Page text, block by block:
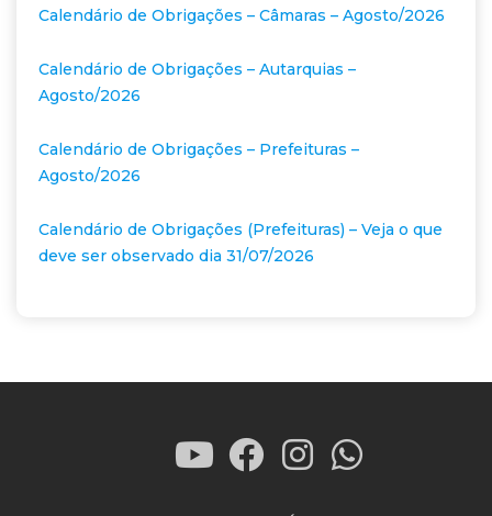
Calendário de Obrigações – Câmaras – Agosto/2026
Calendário de Obrigações – Autarquias –
Agosto/2026
Calendário de Obrigações – Prefeituras –
Agosto/2026
Calendário de Obrigações (Prefeituras) – Veja o que
deve ser observado dia 31/07/2026